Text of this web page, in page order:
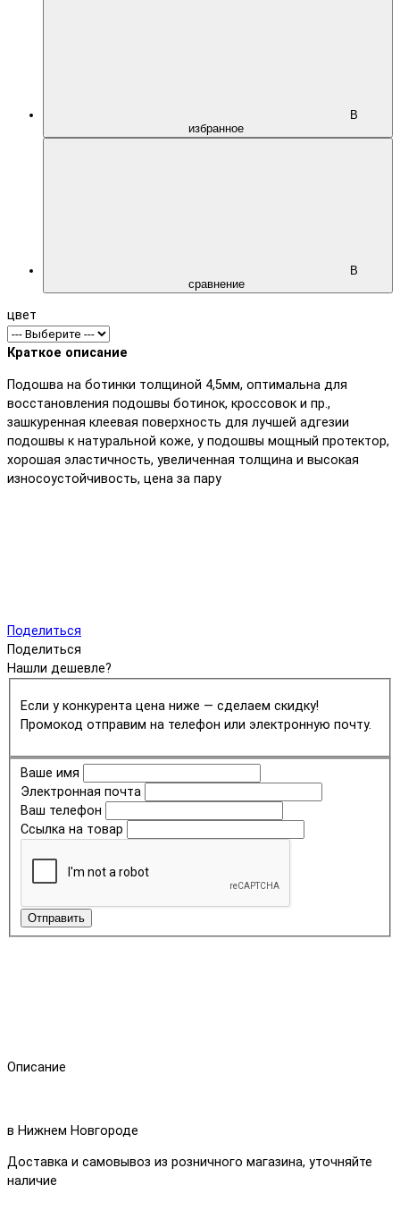
В
избранное
В
сравнение
цвет
Краткое описание
Подошва на ботинки толщиной 4,5мм, оптимальна для
восстановления подошвы ботинок, кроссовок и пр.,
зашкуренная клеевая поверхность для лучшей адгезии
подошвы к натуральной коже, у подошвы мощный протектор,
хорошая эластичность, увеличенная толщина и высокая
износоустойчивость, цена за пару
Поделиться
Поделиться
Нашли дешевле?
Если у конкурента цена ниже — сделаем скидку!
Промокод отправим на телефон или электронную почту.
Ваше имя
Электронная почта
Ваш телефон
Ссылка на товар
Отправить
Описание
в Нижнем Новгороде
Доставка и самовывоз из розничного магазина, уточняйте
наличие